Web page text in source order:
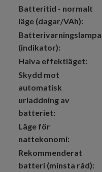
Batteritid - normalt
läge (dagar/VAh):
Batterivarningslampa
(indikator):
Halva effektläget:
Skydd mot
automatisk
urladdning av
batteriet:
Läge för
nattekonomi:
Rekommenderat
batteri (minsta råd):